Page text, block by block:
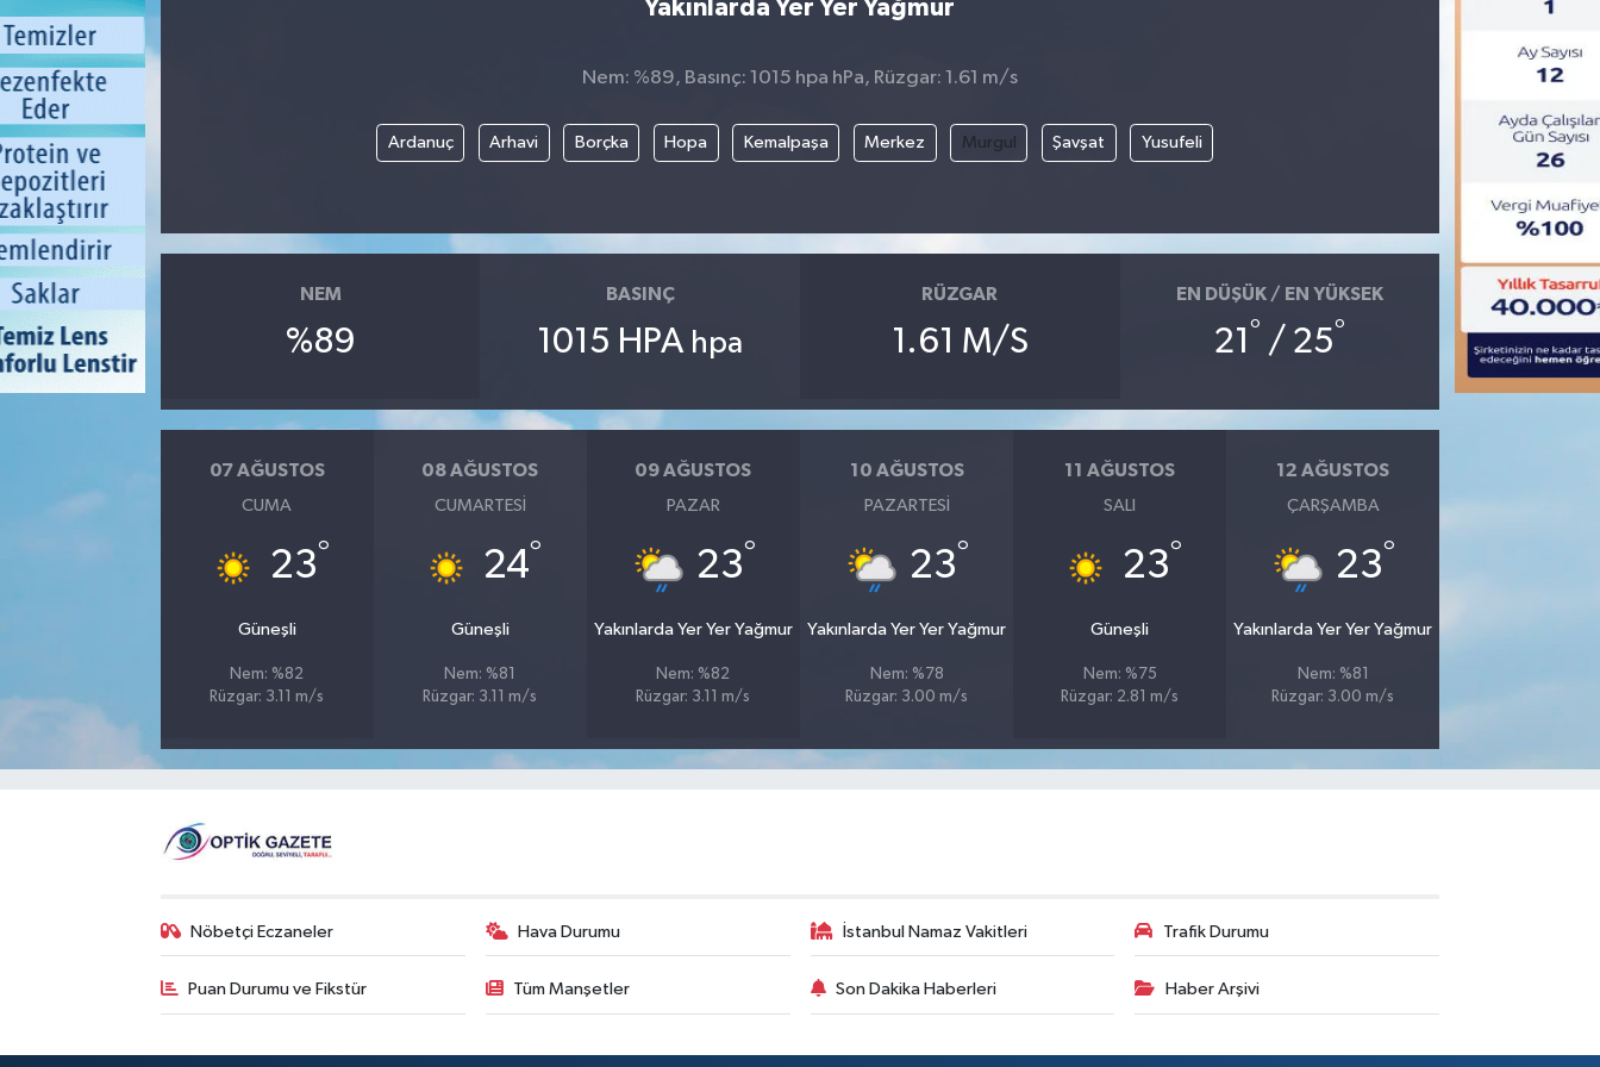
Yakınlarda Yer Yer Yağmur
Nem: %89, Basınç: 1015 hpa hPa, Rüzgar: 1.61 m/s
Ardanuç Arhavi Borçka Hopa Kemalpaşa Merkez Murgul Şavşat Yusufeli
NEM
%89
BASINÇ
1015 HPA hpa
RÜZGAR
1.61 M/S
EN DÜŞÜK / EN YÜKSEK
21 ° / 25°
07 AĞUSTOS
CUMA
23°
Güneşli
Nem: %82
Rüzgar: 3.11 m/s
08 AĞUSTOS
CUMARTESI
24°
Güneşli
Nem: %81
Rüzgar: 3.11 m/s
09 AĞUSTOS
PAZAR
23°
Yakınlarda Yer Yer Yağmur
Nem: %82
Rüzgar: 3.11 m/s
10 AĞUSTOS
PAZARTESI
23°
Yakınlarda Yer Yer Yağmur
Nem: %78
Rüzgar: 3.00 m/s
11 AĞUSTOS
SALI
23°
Güneşli
Nem: %75
Rüzgar: 2.81 m/s
12 AĞUSTOS
ÇARŞAMBA
23°
Yakınlarda Yer Yer Yağmur
Nem: %81
Rüzgar: 3.00 m/s
Nöbetçi Eczaneler Hava Durumu İstanbul Namaz Vakitleri Trafik Durumu
Puan Durumu ve Fikstür Tüm Manşetler Son Dakika Haberleri Haber Arşivi